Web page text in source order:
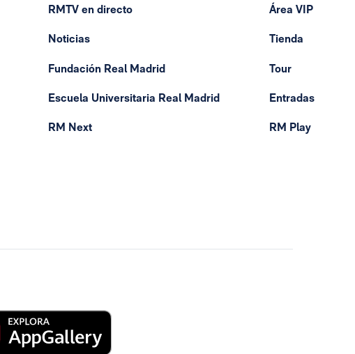
RMTV en directo
Noticias
Fundación Real Madrid
Escuela Universitaria Real Madrid
RM Next
Área VIP
Tienda
Tour
Entradas
RM Play